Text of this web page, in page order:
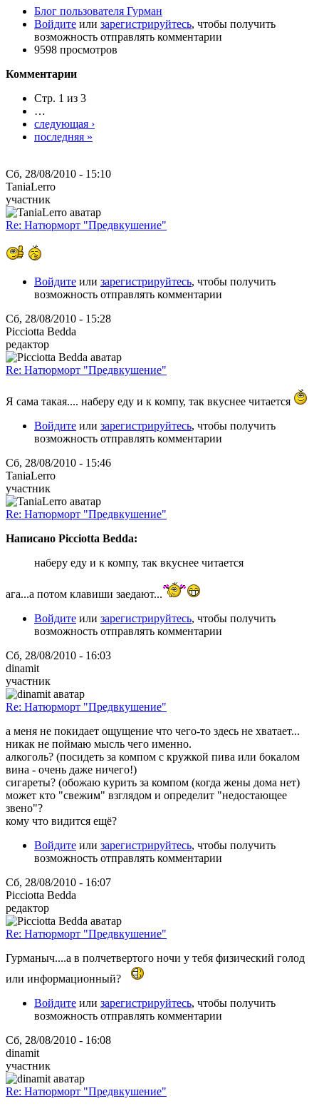
Блог пользователя Гурман
Войдите или зарегистрируйтесь, чтобы получить
возможность отправлять комментарии
9598 просмотров
Комментарии
Стр. 1 из 3
…
следующая ›
последняя »
Сб, 28/08/2010 - 15:10
TaniaLerro
участник
Re: Натюрморт "Предвкушение"
Войдите или зарегистрируйтесь, чтобы получить
возможность отправлять комментарии
Сб, 28/08/2010 - 15:28
Picciotta Bedda
редактор
Re: Натюрморт "Предвкушение"
Я сама такая.... наберу еду и к компу, так вкуснее читается
Войдите или зарегистрируйтесь, чтобы получить
возможность отправлять комментарии
Сб, 28/08/2010 - 15:46
TaniaLerro
участник
Re: Натюрморт "Предвкушение"
Написано Picciotta Bedda:
наберу еду и к компу, так вкуснее читается
ага...а потом клавиши заедают...
Войдите или зарегистрируйтесь, чтобы получить
возможность отправлять комментарии
Сб, 28/08/2010 - 16:03
dinamit
участник
Re: Натюрморт "Предвкушение"
а меня не покидает ощущение что чего-то здесь не хватает...
никак не поймаю мысль чего именно.
алкоголь? (посидеть за компом с кружкой пива или бокалом
вина - очень даже ничего!)
сигареты? (обожаю курить за компом (когда жены дома нет)
может кто "свежим" взглядом и определит "недостающее
звено"?
кому что видится ещё?
Войдите или зарегистрируйтесь, чтобы получить
возможность отправлять комментарии
Сб, 28/08/2010 - 16:07
Picciotta Bedda
редактор
Re: Натюрморт "Предвкушение"
Гурманыч....а в полчетвертого ночи у тебя физический голод
или информационный?
Войдите или зарегистрируйтесь, чтобы получить
возможность отправлять комментарии
Сб, 28/08/2010 - 16:08
dinamit
участник
Re: Натюрморт "Предвкушение"